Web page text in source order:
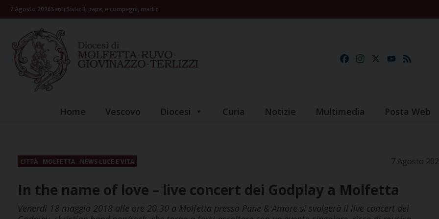
Skip7 Agosto 2026Santi Sisto II, papa, e compagni, martiri
FacebookInstagramYouTube
Home Vescovo Diocesi Curia Notizie Multimedia Posta Web
CITTÀ MOLFETTA NEWS LUCE E VITA 7 Agosto
In the name of love – live concert dei Godplay a Molfetta
Venerdì 18 maggio 2018 alle ore 20.30 a Molfetta presso Pane & Amore si svolgerà il live concert dei